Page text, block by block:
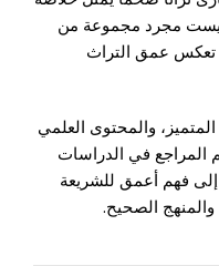
مجرد مجموعة من
تعكس عمق التراث
والمحتوى العلمي
المراجع في الدراسات
إلى فهم أعمق للشريعة
والمنهج الصحيح.